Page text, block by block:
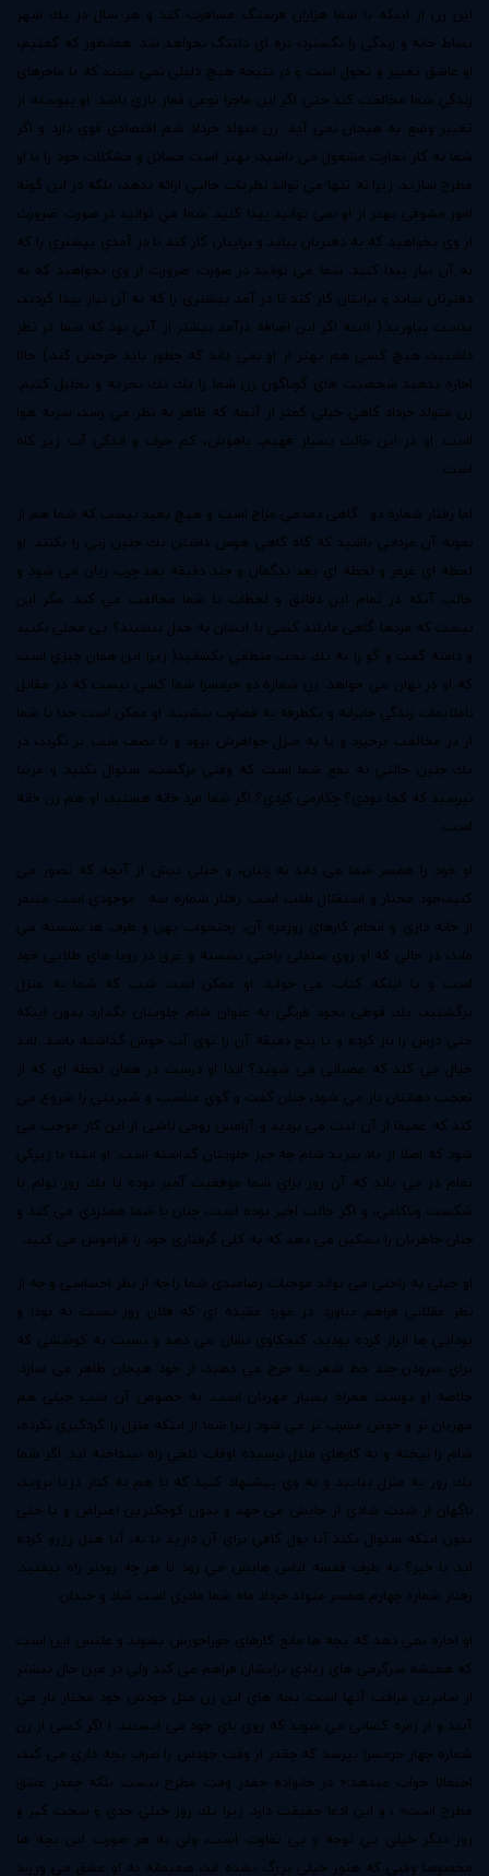
اين زن از اينكه با شما هزاران فرسنگ مسافرت كند و هر سال در يك شهر
بساط خانه و زندگي را بگسترد، ذره اي دلتنگ نخواهد شد. همانطور كه گفتيم،
او عاشق تغيير و تحول است و در نتيجه هيچ دليلي نمي بينيد كه با ماجرهاي
زندگي شما مخالفت كند حتي اگر اين ماجرا نوعي قمار بازي باشد. او پيوسته از
تغيير وضع به هيجان نمي آيد. زن متولد خرداد شم اقتصادي قوي دارد و اگر
شما به كار تجارت مشغول مي باشيد، بهتر است مسائل و مشكلات خود را با او
مطرح سازيد. زيرا نه تنها مي تواند نظريات جالبي ارائه بدهد، بلكه در اين گونه
امور مشوقي بهتر از او نمي توانيد پيدا كنيد. شما مي توانيد در صورت ضرورت
از وي بخواهيد كه به دفترتان بيايد و برايتان كار كند تا در آمدي بيشتري را كه
به آن نياز پيدا كنيد. شما مي توانيد در صورت ضرورت از وي بخواهيد كه به
دفترتان بيايد و برايتان كار كند تا در آمد بيشتري را كه به آن نياز پيدا كرديد،
بدست بياوريد.( البته اگر اين اضافه درآمد بيشتر از آني بود كه شما در نظر
داشتيد، هيچ كسي هم بهتر از او نمي داند كه چطور بايد خرجش كند.) حالا
اجازه بدهيد شخصيت هاي گوناگون زن شما را يك يك تجزيه و تحليل كنيم.
زن متولد خرداد گاهي خيلي كمتر از آنچه كه ظاهر به نظر مي رسد، سربه هوا
است. او در اين حالت بسيار فهيم، باهوش، كم حرف و اندكي آب زير كاه
است.
اما رفتار شماره دو : گاهي دمدمي مزاج است و هيچ بعيد نيست كه شما هم از
نمونه آن مرداني باشيد كه گاه گاهي هوس داشتن يك چنين زني را بكنند. او
لحظه اي غرغر و لحظه اي بعد بدگمان و چند دقيقه بعد چرب زبان مي شود و
جالب آنكه در تمام اين دقايق و لحظات با شما مخالفت مي كند. مگر اين
نيست كه مردها گاهي مايلند كسي با ايشان به جدل بنشيند؟ بي محلي نكنيد
و دامنه گفت و گو را به يك بحث منطقي بكشانيد( زيرا اين همان چيزي است
كه او در نهان مي خواهد. زن شماره دو حرمسرا شما كسي نيست كه در مقابل
ناملايمات زندگي جابرانه و يكطرفه به قضاوت بنشيند. او ممكن است جدا با شما
از در مخالفت برخيزد و يا به منزل خواهرش برود و تا نصف شب بر نگردد، در
يك چنين حالتي به نفع شما است كه وقتي برگشت، سئوال نكنيد و مرتبا
نپرسيد كه كجا بودي؟ چكارمي كردي؟ اگر شما مرد خانه هستيد، او هم زن خانه
است.
او خود را همسر شما مي داند نه زنتان، و خيلي بيش از آنچه كه تصور مي
كنيد،‌خود مختار و استقلال طلب است. رفتار شماره سه : موجودي است متنفر
از خانه داري و انجام كارهاي روزمره آن، رختخواب پهن و ظرف ها نشسته مي
ماند، در حالي كه او روي صندلي راحتي نشسته و غرق در رويا هاي طلايي خود
است و يا اينكه كتاب مي خواند. او ممكن است شب كه شما به منزل
برگشتيد، يك قوطي نخود فرنگي به عنوان شام جلويتان بگذارد بدون اينكه
حتي درش را باز كرده و يا پنج دقيقه آن را توي آب جوش گذاشته باشد. لابد
خيال مي كند كه عصباني مي شويد؟ ابدا او درست در همان لحظه اي كه از
تعجب دهانتان باز مي شود، چنان گفت و گوي مناسب و شيريني را شروع مي
كند كه عميقا از آن لذت مي برديد و آرامش روحي ناشي از اين كار موجب مي
شود كه اصلا از ياد ببريد شام چه چيز جلويتان گذاشته است. او ابتدا با زيركي
تمام در مي يابد كه آن روز براي شما موفقيت آميز بوده يا يك روز توام با
شكست وناكامي، و اگر حالت اخير بوده است، چنان با شما همدردي مي كند و
چنان خاطرتان را تسكين مي دهد كه به كلي گرفتاري خود را فراموش مي كنيد.
او خيلي به راحتي مي تواند موجبات رضامندي شما را چه از نظر احساسي و چه از
نظر عقلاني فراهم بياورد. در مورد عقيده اي كه فلان روز نسبت به بودا و
بودايي ها ابراز كرده بوديد، كنجكاوي نشان مي دهد و نسبت به كوششي كه
براي سرودن چند خط شعر به خرج مي دهيد، از خود هيجان ظاهر مي سازد.
خلاصه او دوست همراه بسيار مهربان است. به خصوص آن شب خيلي هم
مهربان تر و خوش مشرب تر مي شود زيرا شما از اينكه منزل را گردگيري نكرده،
شام را نپخته و به كارهاي منزل نرسيده اوقات تلخي راه نينداخته ايد. اگر شما
يك روز به منزل بياييد و به وي پيشنهاد كنيد كه با هم به كنار دريا برويد،
ناگهان از شدت شادي از جايش مي جهد و بدون كوچكترين اعتراض و يا حتي
بدون اينكه سئوال بكند آيا پول كافي براي آن داريد يا نه، آيا هتل رزرو كرده
ايد يا خير؟ به طرف قفسه لباس هايش مي رود تا هر چه زودتر راه بيفتيد.
رفتار شماره چهارم همسر متولد خرداد ماه شما مادري است شاد و خندان.
او اجازه نمي دهد كه بچه ها مانع كارهاي جوراجورش بشوند و علتش اين است
كه هميشه سرگرمي هاي زيادي برايشان فراهم مي كند ولي در عين حال بيشتر
از سايرين مراقب آنها است. بچه هاي اين زن مثل خودش خود مختار بار مي
آيند و از زمره كساني مي شوند كه روي پاي خود مي ايستند. ا اگر كسي از زن
شماره چهار حرمسرا بپرسد كه چقدر از وقت خودش را صرف بچه داري مي كند،
احتمالا جواب ميدهد:« در خانواده چقدر وقت مطرح نيست بلكه چقدر عشق
مطرح است» ، و اين ادعا حقيقت دارد. زيرا يك روز خيلي جدي و سخت گير و
روز ديگر خيلي بي توجه و بي تفاوت است، ولي به هر صورت اين بچه ها
مخصوصا وقتي كه هنوز خيلي بزرگ نشده اند، صميمانه به او عشق مي ورزند